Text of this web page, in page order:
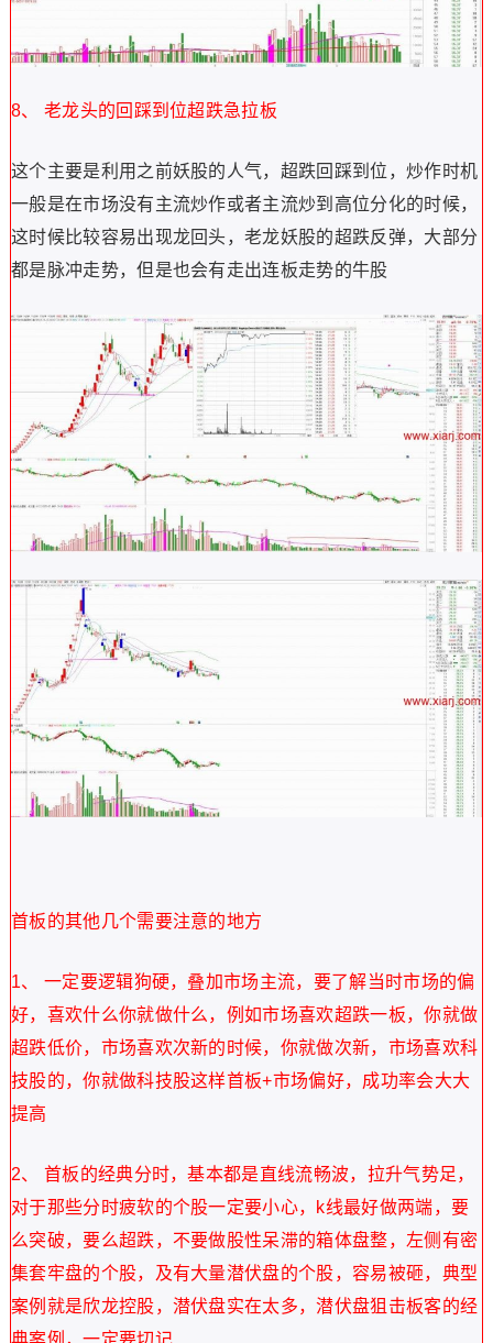
8、 老龙头的回踩到位超跌急拉板
这个主要是利用之前妖股的人气，超跌回踩到位，炒作时机
一般是在市场没有主流炒作或者主流炒到高位分化的时候，
这时候比较容易出现龙回头，老龙妖股的超跌反弹，大部分
都是脉冲走势，但是也会有走出连板走势的牛股
首板的其他几个需要注意的地方
1、 一定要逻辑狗硬，叠加市场主流，要了解当时市场的偏
好，喜欢什么你就做什么，例如市场喜欢超跌一板，你就做
超跌低价，市场喜欢次新的时候，你就做次新，市场喜欢科
技股的，你就做科技股这样首板+市场偏好，成功率会大大
提高
2、 首板的经典分时，基本都是直线流畅波，拉升气势足，
对于那些分时疲软的个股一定要小心，k线最好做两端，要
么突破，要么超跌，不要做股性呆滞的箱体盘整，左侧有密
集套牢盘的个股，及有大量潜伏盘的个股，容易被砸，典型
案例就是欣龙控股，潜伏盘实在太多，潜伏盘狙击板客的经